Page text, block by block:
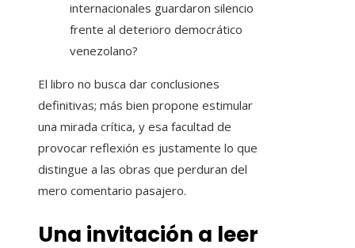
internacionales guardaron silencio
frente al deterioro democrático
venezolano?
El libro no busca dar conclusiones
definitivas; más bien propone estimular
una mirada crítica, y esa facultad de
provocar reflexión es justamente lo que
distingue a las obras que perduran del
mero comentario pasajero.
Una invitación a leer